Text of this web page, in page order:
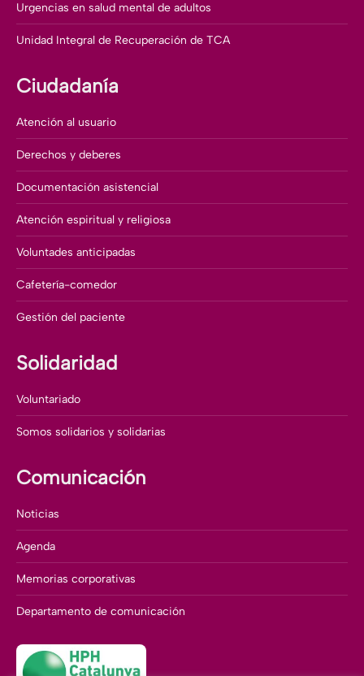
Urgencias en salud mental de adultos
Unidad Integral de Recuperación de TCA
Ciudadanía
Atención al usuario
Derechos y deberes
Documentación asistencial
Atención espiritual y religiosa
Voluntades anticipadas
Cafetería-comedor
Gestión del paciente
Solidaridad
Voluntariado
Somos solidarios y solidarias
Comunicación
Noticias
Agenda
Memorias corporativas
Departamento de comunicación